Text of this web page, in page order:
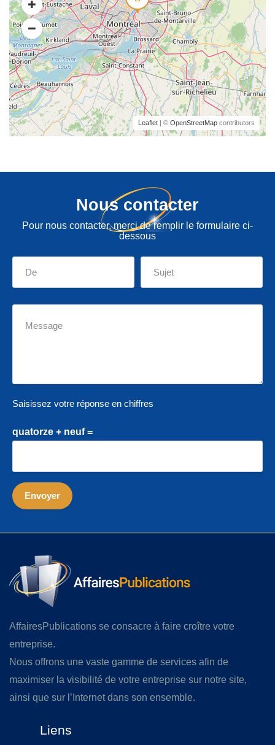
Leaflet | © OpenStreetMap contributors
Nous contacter
Pour nous contacter, merci de remplir le formulaire ci-
dessous
Saisissez votre réponse en chiffres
quatorze + neuf =
AffairesPublications se consacre à faire croître votre
entreprise.
Nous offrons une vaste gamme de services afin de
maximiser la visibilité de votre entreprise sur notre site,
ainsi que sur l’Internet dans son ensemble.
Liens